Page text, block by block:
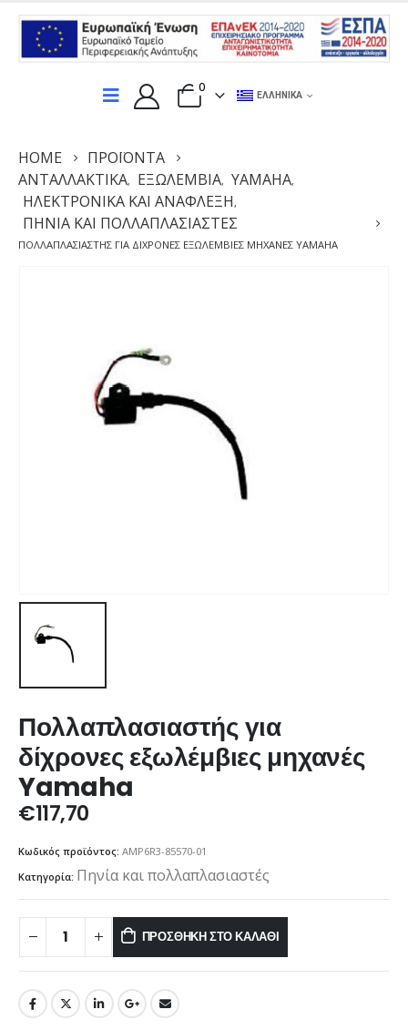
0
ΕΛΛΗΝΙΚΆ
HOME
ΠΡΟΪΌΝΤΑ
ΑΝΤΑΛΛΑΚΤΙΚΆ, ΕΞΩΛΕΜΒΙΑ, YAMAHA,
ΗΛΕΚΤΡΟΝΙΚΆ ΚΑΙ ΑΝΆΦΛΕΞΗ,
ΠΗΝΊΑ ΚΑΙ ΠΟΛΛΑΠΛΑΣΙΑΣΤΈΣ
ΠΟΛΛΑΠΛΑΣΙΑΣΤΉΣ ΓΙΑ ΔΊΧΡΟΝΕΣ ΕΞΩΛΈΜΒΙΕΣ ΜΗΧΑΝΈΣ YAMAHA
Πολλαπλασιαστής για
δίχρονες εξωλέμβιες μηχανές
Yamaha
€117,70
Κωδικός προϊόντος: AMP6R3-85570-01
Κατηγορία: Πηνία και πολλαπλασιαστές
ΠΡΟΣΘΉΚΗ ΣΤΟ ΚΑΛΆΘΙ